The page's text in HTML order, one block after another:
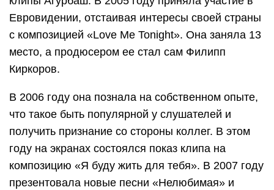
Евровидении, отстаивая интересы своей страны
с композицией «Love Me Tonight». Она заняла 13
место, а продюсером ее стал сам Филипп
Киркоров.
В 2006 году она познала на собственном опыте,
что такое быть популярной у слушателей и
получить признание со стороны коллег. В этом
году на экранах состоялся показ клипа на
композицию «Я буду жить для тебя». В 2007 году
презентовала новые песни «Нелюбимая» и